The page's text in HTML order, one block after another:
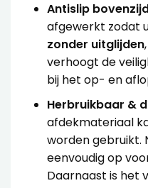
Antislip
afgewerkt zodat
zonder uitglijden
verhoogt de
bij het op- en
Herbruikbaar &
afdekmateriaal
worden gebruikt.
eenvoudig op
Daarnaast is het